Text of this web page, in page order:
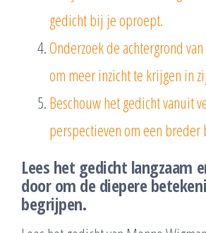
gedicht bij je oproept.
Onderzoek de achtergrond
om meer inzicht te krijgen in
Beschouw het gedicht vanuit
perspectieven om een
Lees het gedicht langzaam
door om de diepere
begrijpen.